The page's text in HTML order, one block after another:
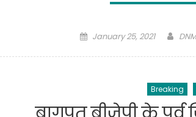
Posted
January 25, 2021 DNM
Breaking